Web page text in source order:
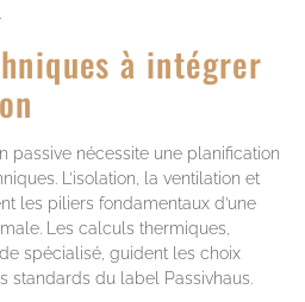
à intégrer
passive nécessite une planification
L’isolation, la ventilation et
les piliers fondamentaux d’une
Les calculs thermiques,
spécialisé, guident les choix
standards du label Passivhaus.